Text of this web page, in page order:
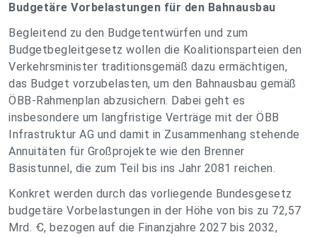
Budgetäre Vorbelastungen für den Bahnausbau
Begleitend zu den Budgetentwürfen und zum
Budgetbegleitgesetz wollen die Koalitionsparteien den
Verkehrsminister traditionsgemäß dazu ermächtigen,
das Budget vorzubelasten, um den Bahnausbau gemäß
ÖBB-Rahmenplan abzusichern. Dabei geht es
insbesondere um langfristige Verträge mit der ÖBB
Infrastruktur AG und damit in Zusammenhang stehende
Annuitäten für Großprojekte wie den Brenner
Basistunnel, die zum Teil bis ins Jahr 2081 reichen.
Konkret werden durch das vorliegende Bundesgesetz
budgetäre Vorbelastungen in der Höhe von bis zu 72,57
Mrd. Ꞓ, bezogen auf die Finanzjahre 2027 bis 2032,